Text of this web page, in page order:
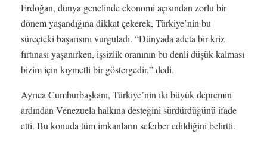
Erdoğan, dünya genelinde ekonomi açısından zorlu bir
dönem yaşandığına dikkat çekerek, Türkiye’nin bu
süreçteki başarısını vurguladı. “Dünyada adeta bir kriz
fırtınası yaşanırken, işsizlik oranının bu denli düşük kalması
bizim için kıymetli bir göstergedir,” dedi.
Ayrıca Cumhurbaşkanı, Türkiye’nin iki büyük depremin
ardından Venezuela halkına desteğini sürdürdüğünü ifade
etti. Bu konuda tüm imkanların seferber edildiğini belirtti.